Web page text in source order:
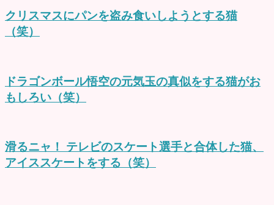
クリスマスにパンを盗み食いしようとする猫
（笑）
ドラゴンボール悟空の元気玉の真似をする猫がお
もしろい（笑）
滑るニャ！ テレビのスケート選手と合体した猫、
アイススケートをする（笑）